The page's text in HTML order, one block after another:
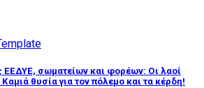
ΕΕΔΥΕ, σωματείων και φορέων: Οι λαοί
θυσία για τον πόλεμο και τα κέρδη!